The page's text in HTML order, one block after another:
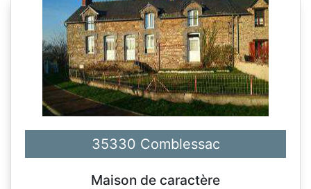
35330 Comblessac
Maison de caractère